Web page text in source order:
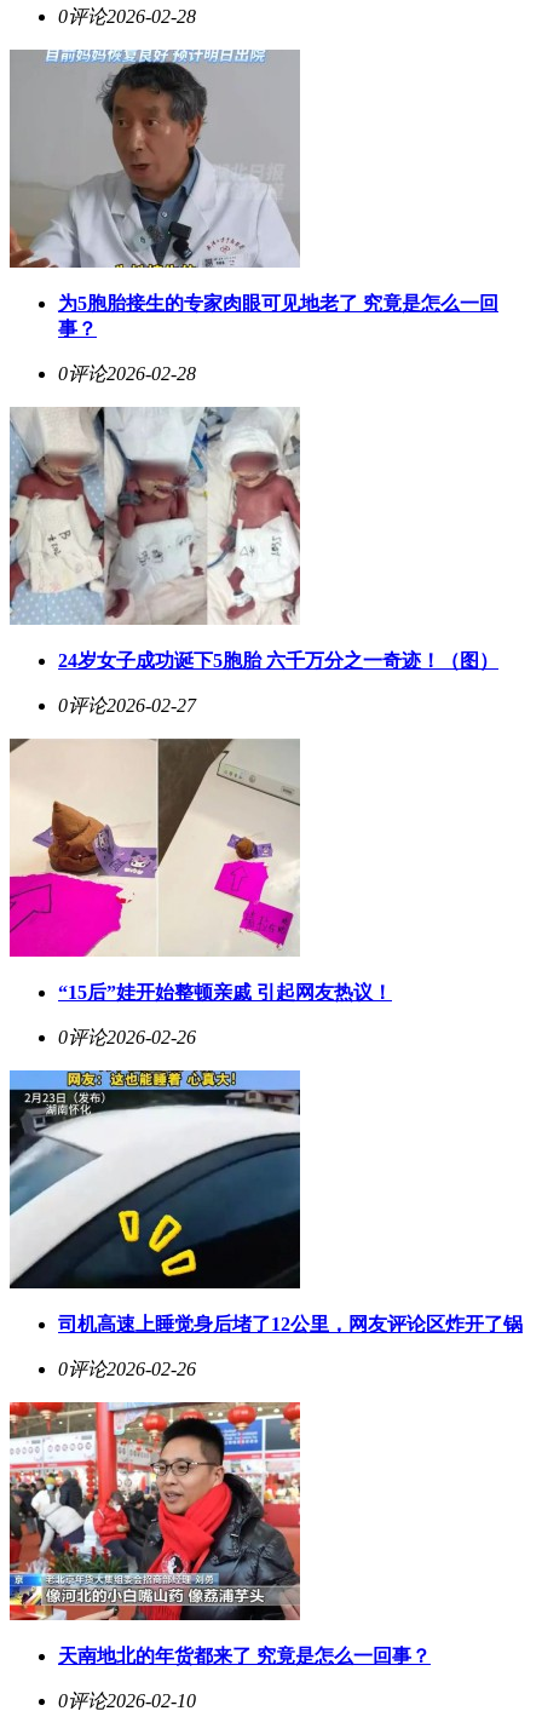
0评论2026-02-28
为5胞胎接生的专家肉眼可见地老了 究竟是怎么一回
事？
0评论2026-02-28
24岁女子成功诞下5胞胎 六千万分之一奇迹！（图）
0评论2026-02-27
“15后”娃开始整顿亲戚 引起网友热议！
0评论2026-02-26
司机高速上睡觉身后堵了12公里，网友评论区炸开了锅
0评论2026-02-26
天南地北的年货都来了 究竟是怎么一回事？
0评论2026-02-10